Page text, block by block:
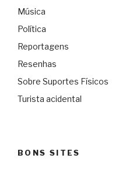
Música
Política
Reportagens
Resenhas
Sobre Suportes Físicos
Turista acidental
BONS SITES